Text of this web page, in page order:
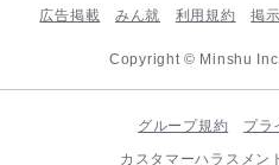
広告掲載 みん就 利用規約 掲
Copyright © Minshu
グループ規約
プラ
カスタマーハラスメン